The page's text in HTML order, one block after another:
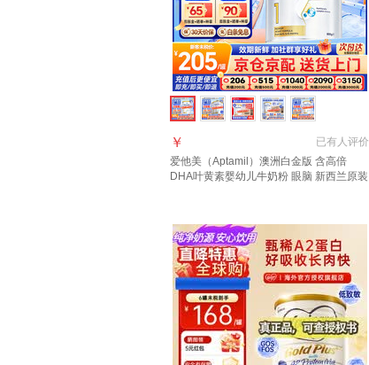
已有人评价
￥
爱他美（Aptamil）澳洲白金版 含高倍
DHA叶黄素婴幼儿牛奶粉 眼脑 新西兰原装